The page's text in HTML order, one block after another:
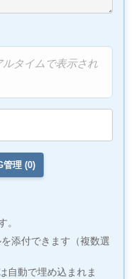
タイムで表示され
管理 (0)
。
添付できます（複数選
自動で埋め込まれま